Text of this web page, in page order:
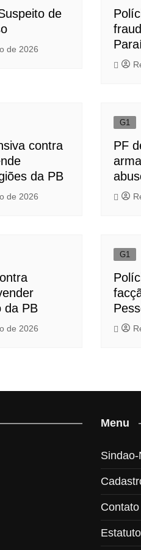
de
de 2026
contra
da PB
de 2026
G1
PF
da PB
de 2026
G1
Menu
Contato
Estatuto